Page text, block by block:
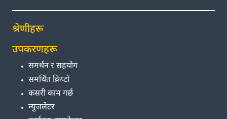
श्रेणीहरू
उपकरणहरू
समर्थन र सहयोग
समर्थित क्रिप्टो
कसरी काम गर्छ
न्युजलेटर